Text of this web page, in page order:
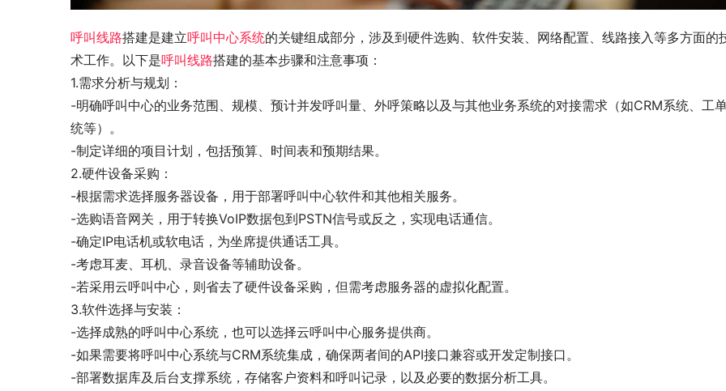
呼叫线路搭建是建立呼叫中心系统的关键组成部分，涉及到硬件选购、软件安装、网络配置、线路接入等多方面的
术工作。以下是呼叫线路搭建的基本步骤和注意事项：
1.需求分析与规划：
-明确呼叫中心的业务范围、规模、预计并发呼叫量、外呼策略以及与其他业务系统的对接需求（如CRM系统、工
统等）。
-制定详细的项目计划，包括预算、时间表和预期结果。
2.硬件设备采购：
-根据需求选择服务器设备，用于部署呼叫中心软件和其他相关服务。
-选购语音网关，用于转换VoIP数据包到PSTN信号或反之，实现电话通信。
-确定IP电话机或软电话，为坐席提供通话工具。
-考虑耳麦、耳机、录音设备等辅助设备。
-若采用云呼叫中心，则省去了硬件设备采购，但需考虑服务器的虚拟化配置。
3.软件选择与安装：
-选择成熟的呼叫中心系统，也可以选择云呼叫中心服务提供商。
-如果需要将呼叫中心系统与CRM系统集成，确保两者间的API接口兼容或开发定制接口。
-部署数据库及后台支撑系统，存储客户资料和呼叫记录，以及必要的数据分析工具。